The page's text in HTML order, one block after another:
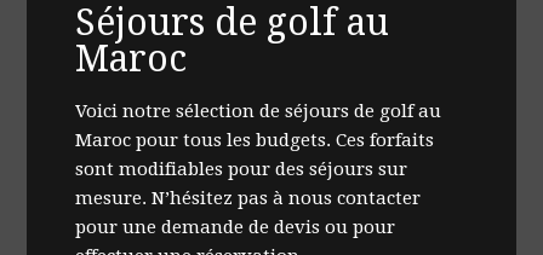
Séjours de golf au
Maroc
Voici notre sélection de séjours de golf au
Maroc pour tous les budgets. Ces forfaits
sont modifiables pour des séjours sur
mesure. N’hésitez pas à nous contacter
pour une demande de devis ou pour